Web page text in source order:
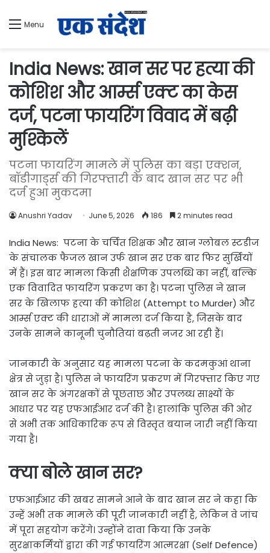
Menu
India News: खान सर पर हत्या की
कोशिश और आर्म्स एक्ट का केस
दर्ज, पटना फायरिंग विवाद में बढ़ी
मुश्किलें
पटना फायरिंग मामले में पुलिस का बड़ा एक्शन,
बॉडीगार्ड्स की गिरफ्तारी के बाद खान सर पर भी
दर्ज हुआ मुकदमा
Anushri Yadav June 5, 2026 186 2 minutes read
India News: पटना के चर्चित शिक्षक और खान ग्लोबल स्टडीज
के संचालक फैजल खान उर्फ खान सर एक बार फिर सुर्खियों
में हैं। इस बार मामला किसी शैक्षणिक उपलब्धि का नहीं, बल्कि
एक विवादित फायरिंग प्रकरण का है। पटना पुलिस ने खान
सर के खिलाफ हत्या की कोशिश (Attempt to Murder) और
आर्म्स एक्ट की धाराओं में मामला दर्ज किया है, जिसके बाद
उनके सामने कानूनी चुनौतियां बढ़ती नजर आ रही हैं।
जानकारी के अनुसार यह मामला पटना के कदमकुआं थाना
क्षेत्र से जुड़ा है। पुलिस ने फायरिंग प्रकरण में गिरफ्तार किए गए
खान सर के अंगरक्षकों से पूछताछ और उपलब्ध साक्ष्यों के
आधार पर यह एफआईआर दर्ज की है। हालांकि पुलिस की ओर
से अभी तक आधिकारिक रूप से विस्तृत बयान जारी नहीं किया
गया है।
क्या बोले खान सर?
एफआईआर की खबर सामने आने के बाद खान सर ने कहा कि
उन्हें अभी तक मामले की पूरी जानकारी नहीं है, लेकिन वे जांच
में पूरा सहयोग करेंगे। उन्होंने दावा किया कि उनके
सुरक्षाकर्मियों द्वारा की गई फायरिंग आत्मरक्षा (Self Defence)